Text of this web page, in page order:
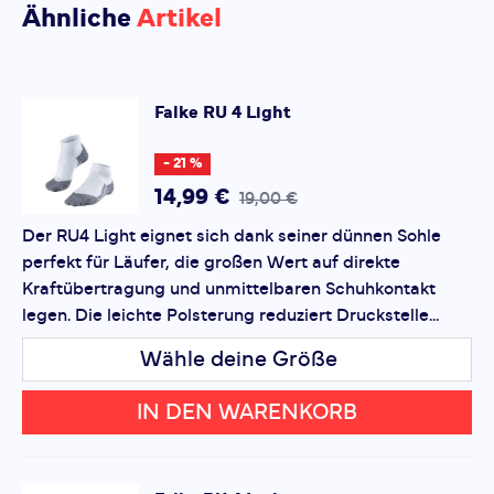
Passform sorgen für hohen Tragekomfort und
Schuhkontakt - Hoher Feuchtigkeitstransport und
schnelle Rücktrocknung durch dreilagige
Materialkonstruktion - Schutz vor Blasen durch
Reduzierung von Druckstellen - Optimale Passform
Material 62% Polyamid, 35% Lyocell, 3% Elasthan
Bisher hat noch niemand dieses Produkt
RU 4 Light
Deine Bewertung:
Produktbewertung
Vorname
Vorname
Überschrift
Rezension
Ähnliche Artikel
Falke RU 4 Light
- 21 %
14,99 € 19,00 €
Der RU4 Light eignet sich dank seiner dünnen Sohle
perfekt für Läufer, die großen Wert auf direkte
Kraftübertragung und unmittelbaren Schuhkontakt
legen. Die leichte Polsterung reduziert Druckstelle...
Wähle deine Größe
IN DEN WARENKORB